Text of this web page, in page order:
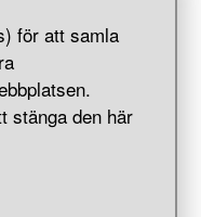
för att samla
stänga den här